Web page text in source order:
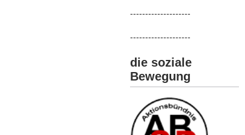
--------------------
--------------------
die soziale
Bewegung